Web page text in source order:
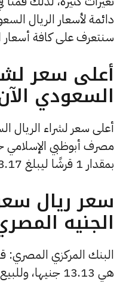
دائمة لأسعار الريال
سنتعرف على كافة أسعار
أعلى سعر
السعودي
أعلى سعر لشراء الريال
مصرف أبوظبي الإسلامي
بمقدار 1 قرشًا ليبلغ 13.17 جنيهًا
سعر ريال
الجنيه
البنك المركزي المصري:
هي 13.13 جنيها، وللبيع 13.17 جنيها.